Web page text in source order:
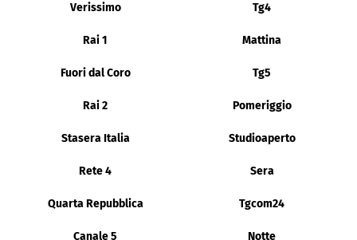
Verissimo Tg4
Rai 1 Mattina
Fuori dal Coro Tg5
Rai 2 Pomeriggio
Stasera Italia Studioaperto
Rete 4 Sera
Quarta Repubblica Tgcom24
Canale 5 Notte